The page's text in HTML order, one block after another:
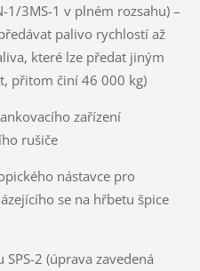
3MS-1 v plném rozsahu) –
palivo rychlostí až
které lze předat jiným
přitom činí 46 000 kg)
zařízení
rušiče
nástavce pro
se na hřbetu špice
2 (úprava zavedená